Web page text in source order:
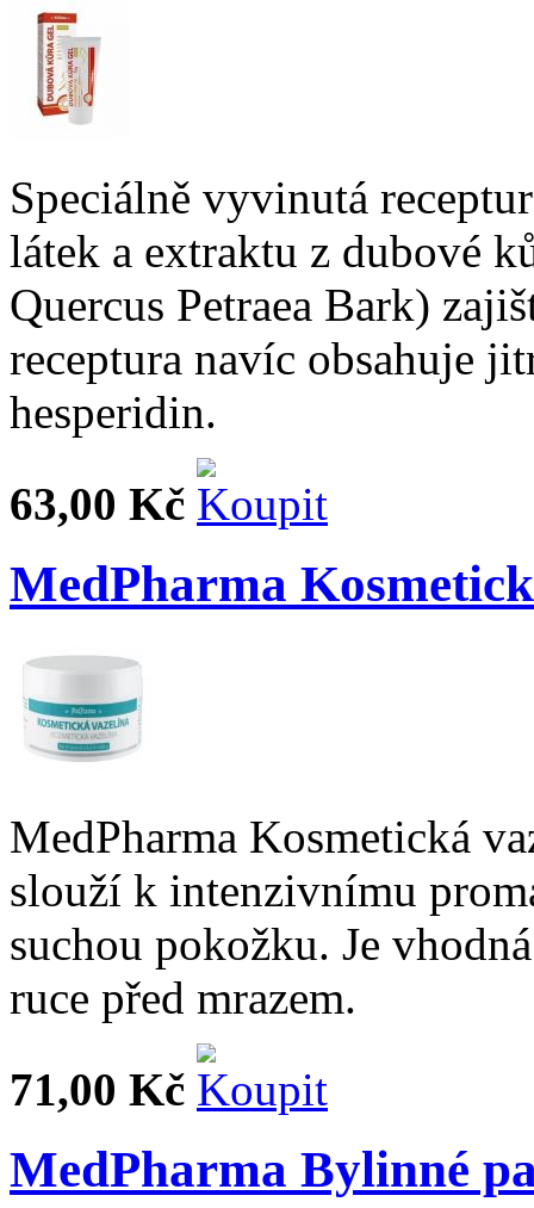
Speciálně vyvinutá
látek a extraktu z dubové
Quercus Petraea Bark)
receptura navíc obsahuje
hesperidin.
63,00 Kč
MedPharma
MedPharma Kosmetická
slouží k intenzivnímu
suchou pokožku. Je
ruce před mrazem.
71,00 Kč
MedPharma Bylinné